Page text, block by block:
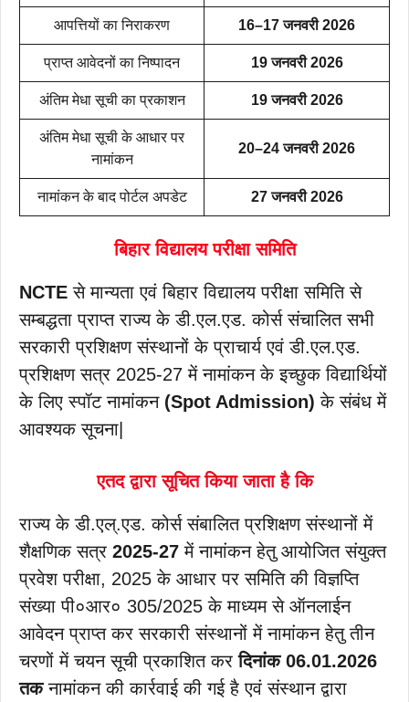
आपत्तियों का निराकरण 16–17 जनवरी 2026
प्राप्त आवेदनों का निष्पादन 19 जनवरी 2026
अंतिम मेधा सूची का प्रकाशन 19 जनवरी 2026
अंतिम मेधा सूची के आधार पर
नामांकन
20–24 जनवरी 2026
नामांकन के बाद पोर्टल अपडेट 27 जनवरी 2026
बिहार विद्यालय परीक्षा समिति
NCTEसे मान्यता एवं बिहार विद्यालय परीक्षा समिति से
सम्बद्धता प्राप्त राज्य के डी.एल.एड. कोर्स संचालित सभी
सरकारी प्रशिक्षण संस्थानों के प्राचार्य एवं डी.एल.एड.
प्रशिक्षण सत्र 2025-27 में नामांकन के इच्छुक विद्यार्थियों
के लिए स्पॉट नामांकन(Spot Admission) के संबंध में
आवश्यक सूचना|
एतद द्वारा सूचित किया जाता है कि
राज्य के डी.एल्.एड. कोर्स संबालित प्रशिक्षण संस्थानों में
शैक्षणिक सत्र 2025-27 में नामांकन हेतु आयोजित संयुक्त
प्रवेश परीक्षा, 2025 के आधार पर समिति की विज्ञप्ति
संख्या पी०आर० 305/2025 के माध्यम से ऑनलाईन
आवेदन प्राप्त कर सरकारी संस्थानों में नामांकन हेतु तीन
चरणों में चयन सूची प्रकाशित करदिनांक 06.01.2026
तकनामांकन की कार्रवाई की गई है एवं संस्थान द्वारा